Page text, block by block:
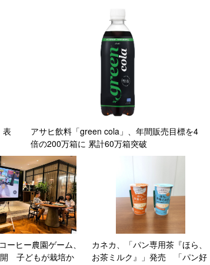
表
アサヒ飲料「green cola」、年間販売目標を4
倍の200万箱に 累計60万箱突破
ーヒー農園ゲーム、
子どもが栽培か
カネカ、「パン専用茶『ほら、
お茶ミルク』」発売 「パン好